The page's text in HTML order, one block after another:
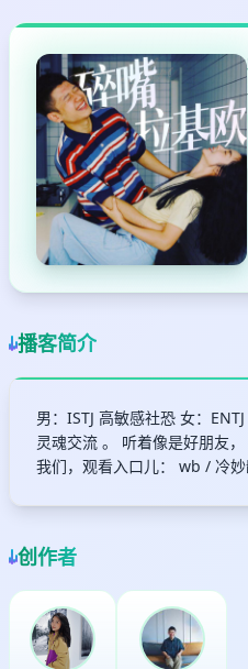
播客简介
男：ISTJ 高敏感社恐 女：
灵魂交流 。 听着像是好朋友
我们，观看入口儿： wb / 冷
创作者
打分
键盘下留人
删除
加